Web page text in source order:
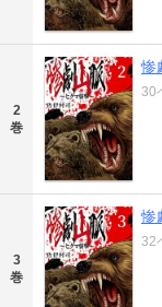
2
巻
惨
30
3
巻
惨
32